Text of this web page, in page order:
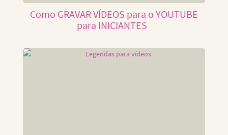
Como GRAVAR VÍDEOS para o YOUTUBE
para INICIANTES